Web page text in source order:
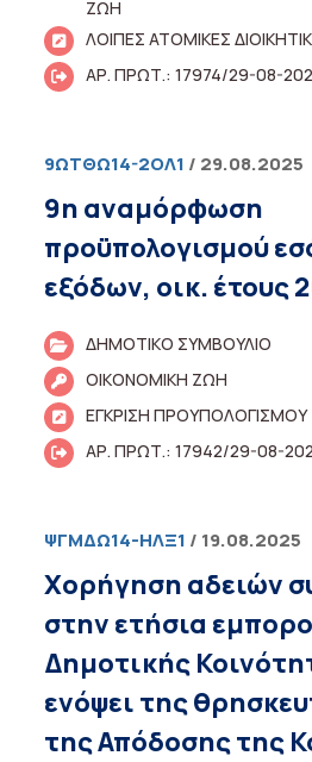
ΖΩΗ
ΛΟΙΠΕΣ ΑΤΟΜΙΚΕΣ
ΑΡ. ΠΡΩΤ.: 17974/29-08-
9ΩΤΘΩ14-2ΟΛ1 / 29.08.2025
9η αναμόρφωση
προϋπολογισμού
εξόδων, οικ. έτους
ΔΗΜΟΤΙΚΟ ΣΥΜΒΟΥΛΙΟ
ΟΙΚΟΝΟΜΙΚΗ ΖΩΗ
ΕΓΚΡΙΣΗ ΠΡΟΥΠΟΛΟΓΙΣΜΟΥ
ΑΡ. ΠΡΩΤ.: 17942/29-08-
ΨΓΜΔΩ14-ΗΛΞ1 / 19.08.2025
Χορήγηση αδειών
στην ετήσια
Δημοτικής
ενόψει της
της Απόδοσης της